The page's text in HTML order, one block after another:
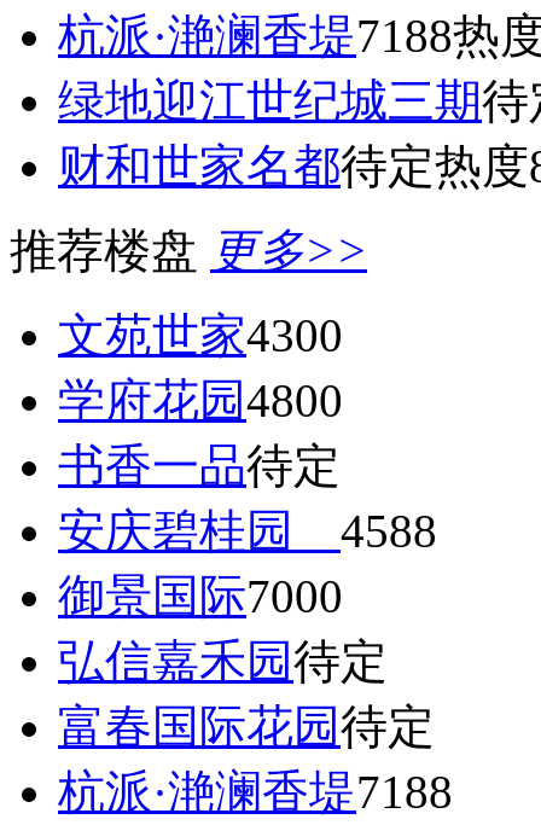
杭派·滟澜香堤7188热
绿地迎江世纪城三期待
财和世家名都待定热度
推荐楼盘 更多>>
文苑世家4300
学府花园4800
书香一品待定
安庆碧桂园 4588
御景国际7000
弘信嘉禾园待定
富春国际花园待定
杭派·滟澜香堤7188